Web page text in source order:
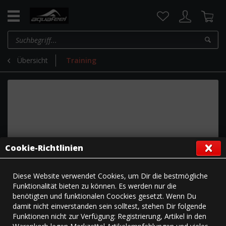
Übersicht Training
Cookie-Richtlinien
Diese Website verwendet Cookies, um Dir die bestmögliche
Funktionalität bieten zu können. Es werden nur die
benötigten und funktionalen Coockies gesetzt. Wenn Du
damit nicht einverstanden sein solltest, stehen Dir folgende
Funktionen nicht zur Verfügung: Registrierung, Artikel in den